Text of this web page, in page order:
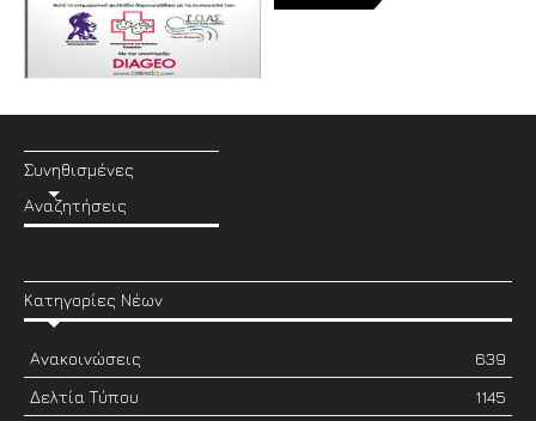
Συνηθισμένες
Αναζητήσεις
Κατηγορίες Νέων
Ανακοινώσεις
639
Δελτία Τύπου
1145